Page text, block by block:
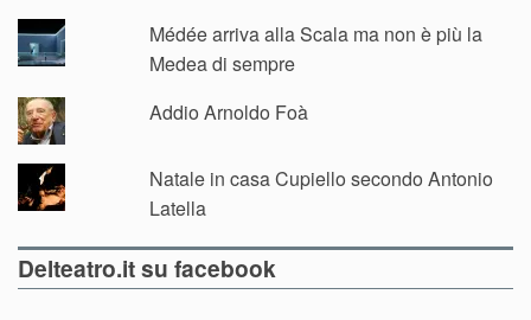
Médée arriva alla Scala ma non è più la
Medea di sempre
Addio Arnoldo Foà
Natale in casa Cupiello secondo Antonio
Latella
Delteatro.it su facebook